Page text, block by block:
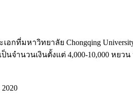
าวิทยาลัย Chongqing
ำนวนเงินตั้งแต่ 4,000-10,000 หย